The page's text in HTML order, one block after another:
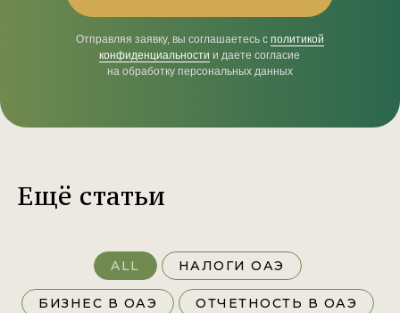
Отправляя заявку, вы соглашаетесь с политикой
конфиденциальности и даете согласие
на обработку персональных данных
Ещё статьи
ALL НАЛОГИ ОАЭ
БИЗНЕС В ОАЭ ОТЧЕТНОСТЬ В ОАЭ